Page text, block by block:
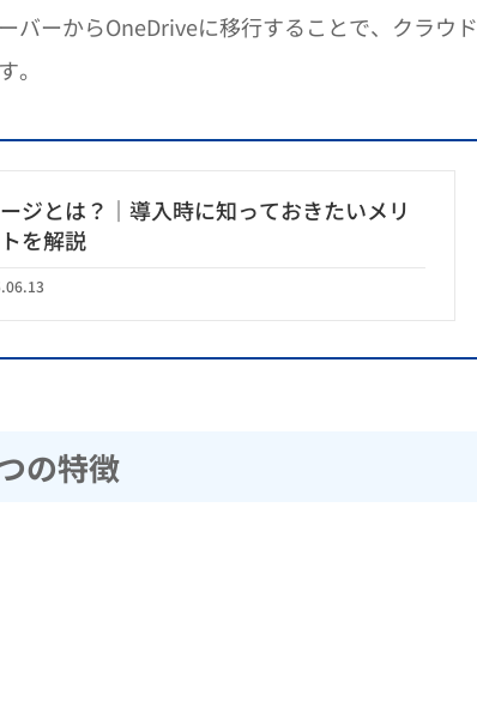
バーからOneDriveに移行することで、クラウド
。
ジとは？｜導入時に知っておきたいメリ
を解説
の特徴